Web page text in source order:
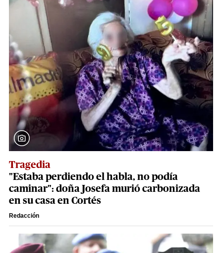
Tragedia
"Estaba perdiendo el habla, no podía
caminar": doña Josefa murió carbonizada
en su casa en Cortés
Redacción